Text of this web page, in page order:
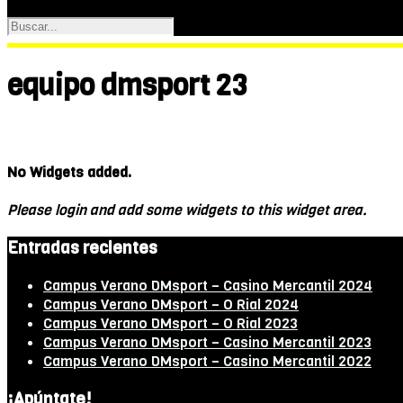
equipo dmsport 23
No Widgets added.
Please login and add some widgets to this widget area.
Entradas recientes
Campus Verano DMsport – Casino Mercantil 2024
Campus Verano DMsport – O Rial 2024
Campus Verano DMsport – O Rial 2023
Campus Verano DMsport – Casino Mercantil 2023
Campus Verano DMsport – Casino Mercantil 2022